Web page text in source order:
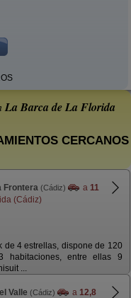
La Barca de La Florida
CERCANOS
Frontera (Cádiz) a 11
(Cádiz)
de 4 estrellas, dispone de 120
habitaciones, entre ellas 9
...
Valle (Cádiz) a 12,8